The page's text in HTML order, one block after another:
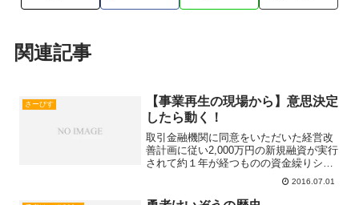
関連記事
さーびす
【事業再生の現場から】意思決定
したら動く！
取引金融機関に同意をいただいた経営改
善計画に従い2,000万円の新規融資が実行
されて約１年が経つものの資金繰りショ
ートしかけている とある会社での打ち
合わせ（以下は 割愛している部分もあ
りますが やり取りのごく一部です）
2016.07.01